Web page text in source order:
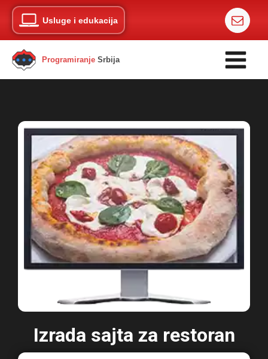
Usluge i edukacija
Programiranje Srbija
Izrada sajta za restoran